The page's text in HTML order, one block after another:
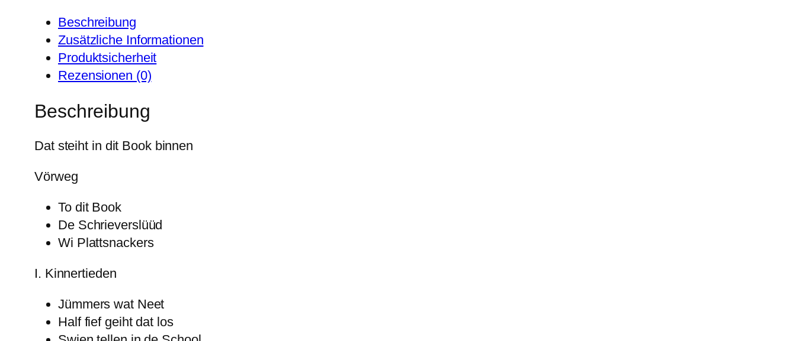
Beschreibung
Zusätzliche Informationen
Produktsicherheit
Rezensionen (0)
Beschreibung
Dat steiht in dit Book binnen
Vörweg
To dit Book
De Schrieverslüüd
Wi Plattsnackers
I. Kinnertieden
Jümmers wat Neet
Half fief geiht dat los